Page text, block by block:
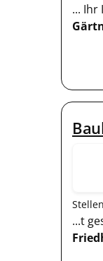
... Ihr
...t